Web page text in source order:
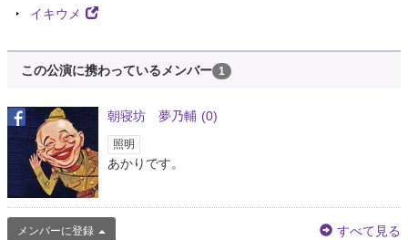
イキウメ
この公演に携わっているメンバー 1
朝寝坊 夢乃輔 (0)
照明
あかりです。
メンバーに登録 すべて見る